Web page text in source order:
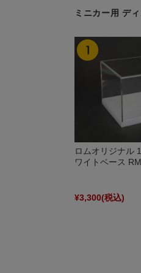
ミニカー用 デ
ロムオリジナル
ワイトベース
¥3,300(税込)